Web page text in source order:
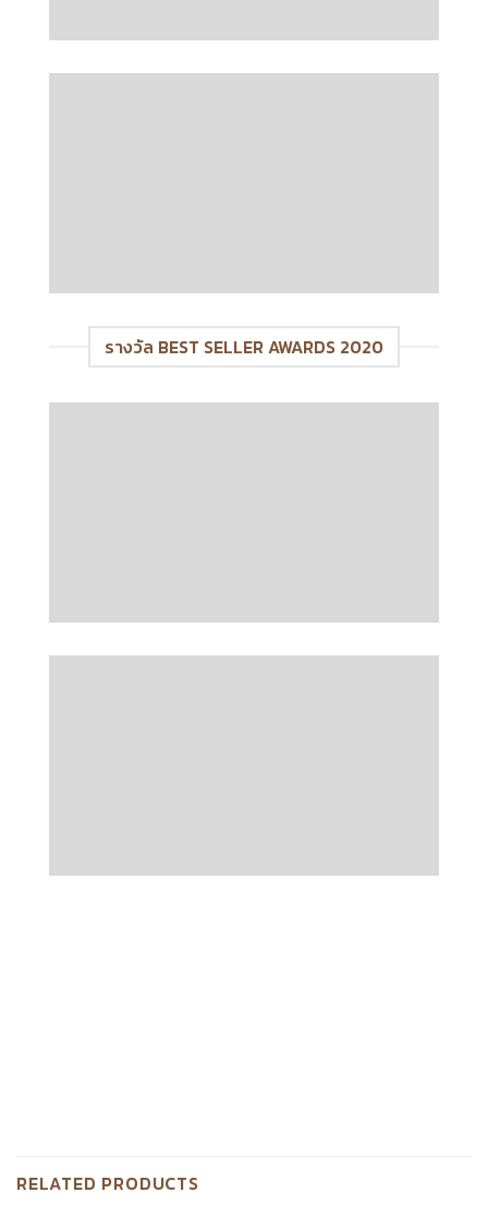
รางวัล BEST SELLER AWARDS 2020
RELATED PRODUCTS